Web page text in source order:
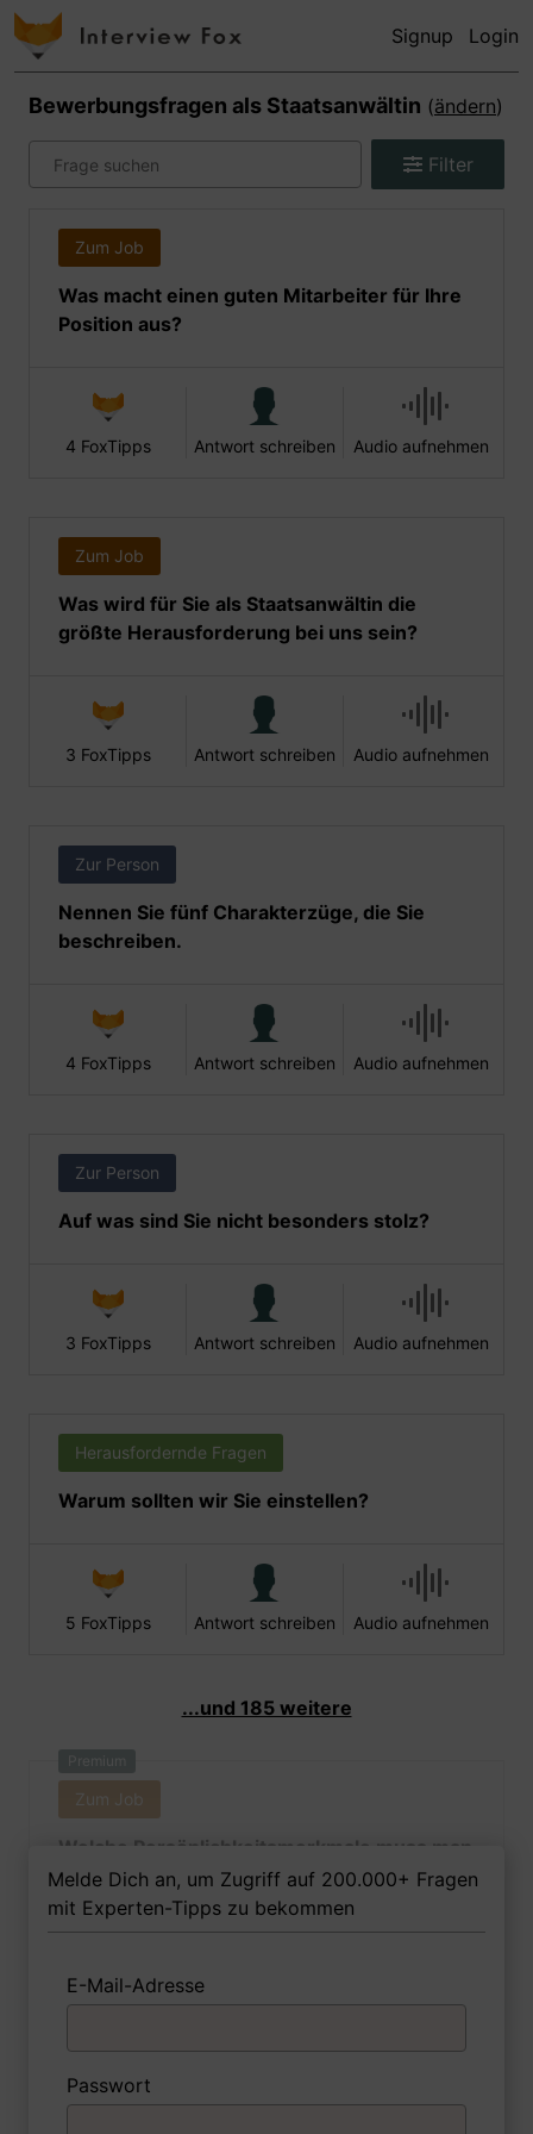
Signup Login
Bewerbungsfragen als Staatsanwältin (ändern)
Filter
Zum Job
Was macht einen guten Mitarbeiter für Ihre
Position aus?
4 FoxTipps Antwort schreiben Audio aufnehmen
Zum Job
Was wird für Sie als Staatsanwältin die
größte Herausforderung bei uns sein?
3 FoxTipps Antwort schreiben Audio aufnehmen
Zur Person
Nennen Sie fünf Charakterzüge, die Sie
beschreiben.
4 FoxTipps Antwort schreiben Audio aufnehmen
Zur Person
Auf was sind Sie nicht besonders stolz?
3 FoxTipps Antwort schreiben Audio aufnehmen
Herausfordernde Fragen
Warum sollten wir Sie einstellen?
5 FoxTipps Antwort schreiben Audio aufnehmen
...und 185 weitere
Premium
Zum Job
Welche Persönlichkeitsmerkmale muss man
als Staatsanwältin Ihrer Meinung nach
besitzen, um in dem Job erfolgreich zu
sein?
1 FoxTipp Antwort schreiben Audio aufnehmen
Melde Dich an, um Zugriff auf 200.000+ Fragen
mit Experten-Tipps zu bekommen
E-Mail-Adresse
Passwort